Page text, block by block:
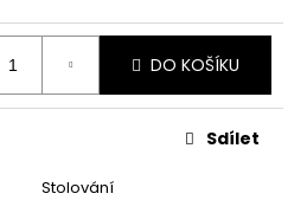
DO KOŠÍKU
Stolování
Sdílet